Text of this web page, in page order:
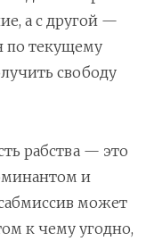
а с другой —
по текущему
свободу
рабства — это
и
может
к чему угодно,